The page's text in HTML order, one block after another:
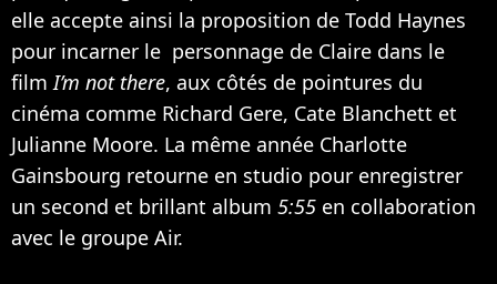
elle accepte ainsi la proposition de Todd Haynes
pour incarner le personnage de Claire dans le
filmI’m not there, aux côtés de pointures du
cinéma comme Richard Gere, Cate Blanchett et
Julianne Moore. La même année Charlotte
Gainsbourg retourne en studio pour enregistrer
un second et brillant album 5:55 en collaboration
avec le groupe Air.